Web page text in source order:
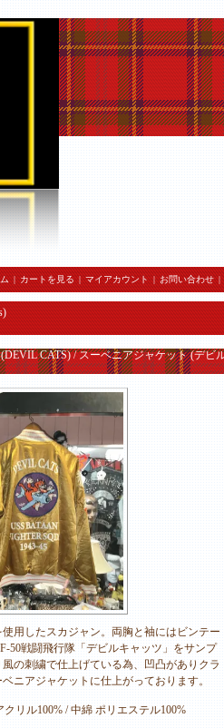
| カートを見る | マイアカウント | お問い合わせ |
CATS) / スーベニアジャケット (デビ
用したスカジャン。両胸と袖にはビンテー
50戦闘飛行隊「デビルキャッツ」をサンプ
の刺繍で仕上げている為、凹凸がありクラ
ニアジャケットに仕上がっております。
リル100% / 中綿 ポリエステル100%